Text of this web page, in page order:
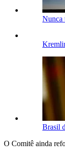
Nunca
Brasil
O Comitê ainda